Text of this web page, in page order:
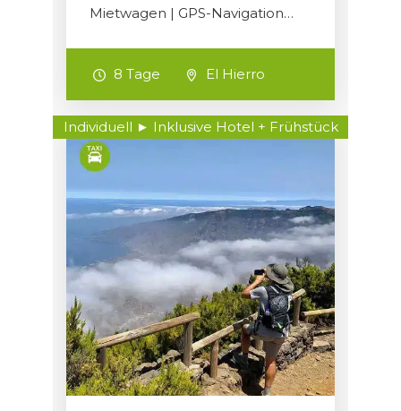
Mietwagen | GPS-Navigation…
8 Tage El Hierro
Individuell ► Inklusive Hotel + Frühstück